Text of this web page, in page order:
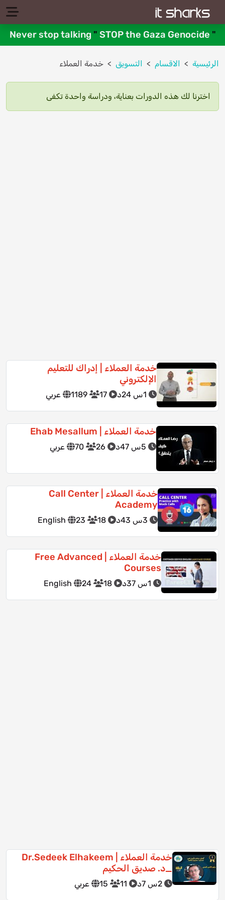
Never stop talking " STOP the Gaza Genocide "
الرئيسية الاقسام التسويق خدمة العملاء
اخترنا لك هذه الدورات بعناية، ودراسة واحدة تكفى
خدمة العملاء | إدراك للتعليم
الإلكتروني
1س 24د 17
1189 عربي
خدمة العملاء | Ehab Mesallum
5س 47د 26
70 عربي
خدمة العملاء | Call Center
Academy
3س 43د 18
23
English
خدمة العملاء | Free Advanced
Courses
1س 37د 18
24
English
خدمة العملاء | Dr.Sedeek Elhakeem
_د. صديق الحكيم
2س 7د 11
15 عربي